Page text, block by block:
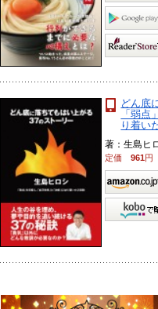
どん底
「弱点
り着い
著：生島ヒ
定価961円